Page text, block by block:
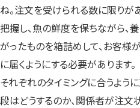
ね。注文を受けられる数に限りが
把握し、魚の鮮度を保ちながら、
がったものを箱詰めして、お客様
に届くようにする必要があります。
それぞれのタイミングに合うよう
段はどうするのか、関係者が注文